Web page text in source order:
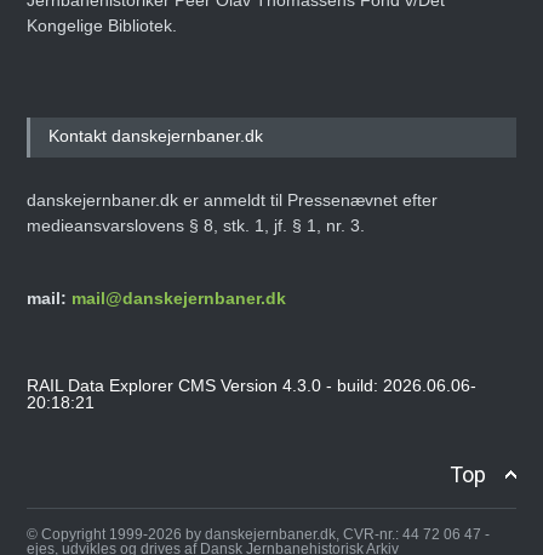
Kongelige Bibliotek.
Kontakt danskejernbaner.dk
danskejernbaner.dk er anmeldt til Pressenævnet efter
medieansvarslovens § 8, stk. 1, jf. § 1, nr. 3.
mail: mail@danskejernbaner.dk
RAIL Data Explorer CMS Version 4.3.0 - build: 2026.06.06-
20:18:21
Top
© Copyright 1999-2026 by danskejernbaner.dk, CVR-nr.: 44 72 06 47 -
ejes, udvikles og drives af Dansk Jernbanehistorisk Arkiv